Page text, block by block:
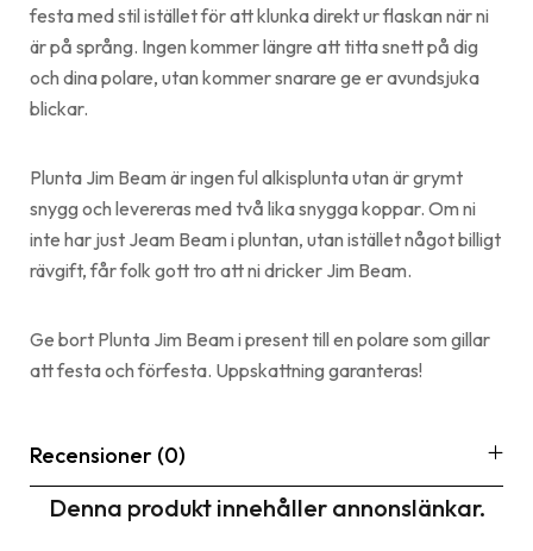
festa med stil istället för att klunka direkt ur flaskan när ni
är på språng. Ingen kommer längre att titta snett på dig
och dina polare, utan kommer snarare ge er avundsjuka
blickar.
Plunta Jim Beam är ingen ful alkisplunta utan är grymt
snygg och levereras med två lika snygga koppar. Om ni
inte har just Jeam Beam i pluntan, utan istället något billigt
rävgift, får folk gott tro att ni dricker Jim Beam.
Ge bort Plunta Jim Beam i present till en polare som gillar
att festa och förfesta. Uppskattning garanteras!
Recensioner (0)
Denna produkt innehåller annonslänkar.